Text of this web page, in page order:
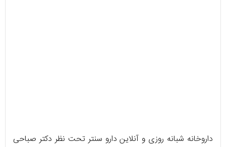
داروخانه شبانه روزی و آنلاین دارو سنتر تحت نظر دکتر صباحی